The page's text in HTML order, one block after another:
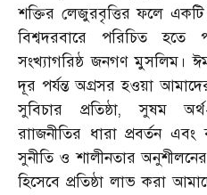
শক্তির লেজুরবৃত্তির ফলে
বিশ্বদরবারে পরিচিত
সংখ্যাগরিষ্ঠ জনগণ মুসলিম।
দূর পর্যন্ত অগ্রসর হওয়া
সুবিচার প্রতিষ্ঠা,সুষম অর্থ-
রাাজনীতির ধারা প্রবর্তন
সুনীতি ও শালীনতার
হিসেবে প্রতিষ্ঠা লাভ করা